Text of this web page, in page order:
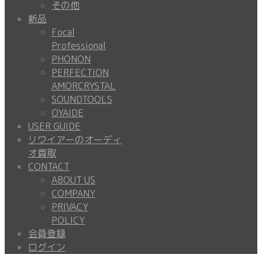
その他
新品
Focal
Professional
PHONON
PERFECTION
AMORCRYSTAL
SOUNDTOOLS
OYAIDE
USER GUIDE
リワイアーのオーディ
オ買取
CONTACT
ABOUT US
COMPANY
PRIVACY
POLICY
会員登録
ログイン